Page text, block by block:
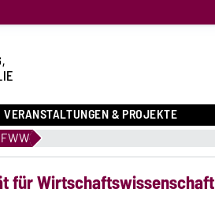
VERANSTALTUNGEN & PROJEKTE
FWW
für Wirtschaftswissenschaft